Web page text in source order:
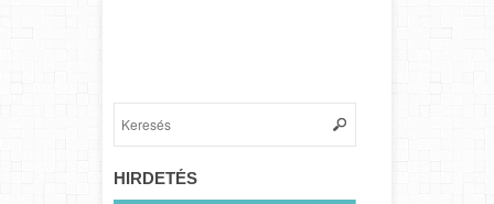
HIRDETÉS